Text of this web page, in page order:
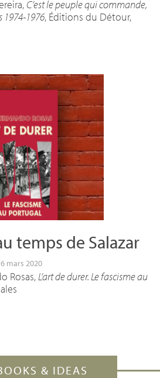
C’est le peuple qui commande,
1976, Éditions du Détour,
temps de Salazar
mars 2020
Rosas, L’art de durer. Le fascisme au
& IDEAS